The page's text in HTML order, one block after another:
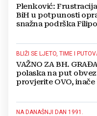
Plenković:
BiH u potpunosti
snažna podrška
BLIŽI SE LJETO, TIME I
VAŽNO ZA BH.
polaska na put
provjerite OVO, inače
NA DANAŠNJI DAN 1991.